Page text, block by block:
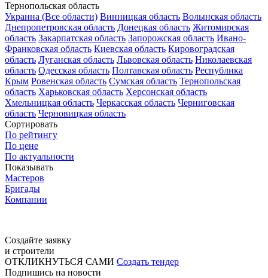
Тернопольская область
Украина (Все области) Винницкая область Волынская область
Днепропетровская область Донецкая область Житомирская
область Закарпатская область Запорожская область Ивано-
Франковская область Киевская область Кировоградская
область Луганская область Львовская область Николаевская
область Одесская область Полтавская область Республика
Крым Ровенская область Сумская область Тернопольская
область Харьковская область Херсонская область
Хмельницкая область Черкасская область Черниговская
область Черновицкая область
Сортировать
По рейтингу
По цене
По актуальности
Показывать
Мастеров
Бригады
Компании
Создайте заявку
и строители
ОТКЛИКНУТЬСЯ САМИ Создать тендер
Подпишись на новости